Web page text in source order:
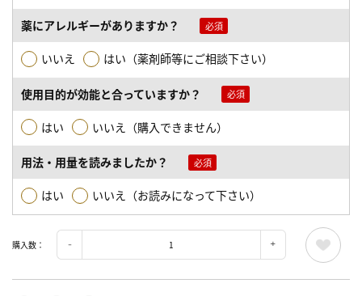
薬にアレルギーがありますか？
いいえ はい（薬剤師等にご相談下さい）
使用目的が効能と合っていますか？
はい いいえ（購入できません）
用法・用量を読みましたか？
はい いいえ（お読みになって下さい）
購入数：